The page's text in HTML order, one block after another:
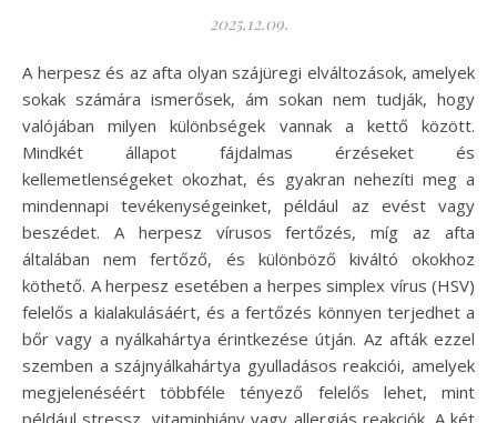
2025.12.09.
A herpesz és az afta olyan szájüregi elváltozások, amelyek
sokak számára ismerősek, ám sokan nem tudják, hogy
valójában milyen különbségek vannak a kettő között.
Mindkét állapot fájdalmas érzéseket és
kellemetlenségeket okozhat, és gyakran nehezíti meg a
mindennapi tevékenységeinket, például az evést vagy
beszédet. A herpesz vírusos fertőzés, míg az afta
általában nem fertőző, és különböző kiváltó okokhoz
köthető. A herpesz esetében a herpes simplex vírus (HSV)
felelős a kialakulásáért, és a fertőzés könnyen terjedhet a
bőr vagy a nyálkahártya érintkezése útján. Az afták ezzel
szemben a szájnyálkahártya gyulladásos reakciói, amelyek
megjelenéséért többféle tényező felelős lehet, mint
például stressz, vitaminhiány vagy allergiás reakciók. A két